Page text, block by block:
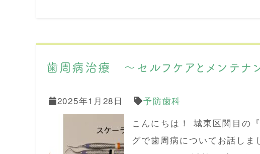
歯周病治療 ～セルフケアとメンテナ
2025年1月28日
予防歯科
こんにちは！ 城東区関目の
グで歯周病についてお話し